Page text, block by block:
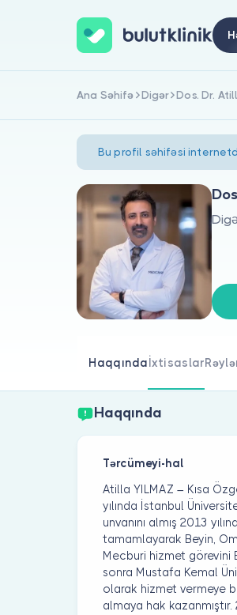
Ana Səhifə Digər Dos. Dr.
Bu profil səhifəsi
Haqqında İxtisaslar
Haqqında
Tərcümeyi-hal
Atilla YILMAZ – Kısa
yılında İstanbul
unvanını almış 2013
tamamlayarak Beyin,
Mecburi hizmet
sonra Mustafa Kemal
olarak hizmet vermeye
almaya hak